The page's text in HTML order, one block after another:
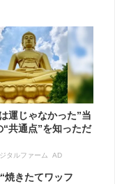
運じゃなかった”当
“共通点”を知っただ
タルファーム AD
焼きたてワッフ